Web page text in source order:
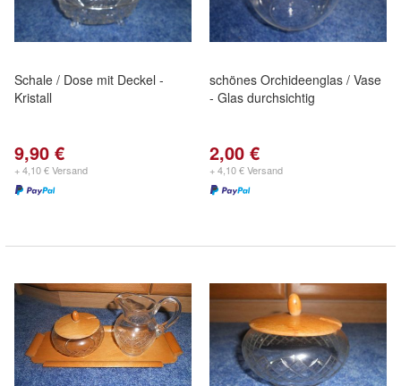
Schale / Dose mit Deckel -
Kristall
9,90 €
+ 4,10 € Versand
schönes Orchideenglas / Vase
- Glas durchsichtig
2,00 €
+ 4,10 € Versand